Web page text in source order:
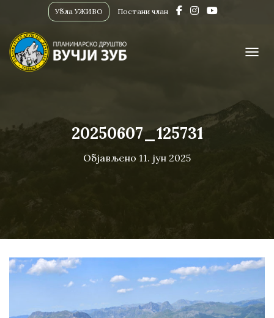
Убла УЖИВО Постани члан
20250607_125731
Објављено 11. јун 2025